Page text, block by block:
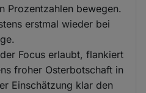
Prozentzahlen bewegen.
erstmal wieder bei
Focus erlaubt, flankiert
froher Osterbotschaft in
Einschätzung klar den